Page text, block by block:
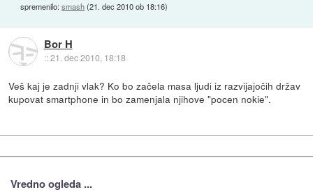
spremenilo:smash(21. dec 2010 ob 18:16)
Bor H
::21. dec 2010, 18:18
Veš kaj je zadnji vlak? Ko bo začela masa ljudi iz razvijajočih držav
kupovat smartphone in bo zamenjala njihove "pocen nokie".
Vredno ogleda ...